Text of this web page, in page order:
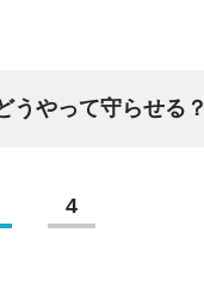
うやって守らせる？
4